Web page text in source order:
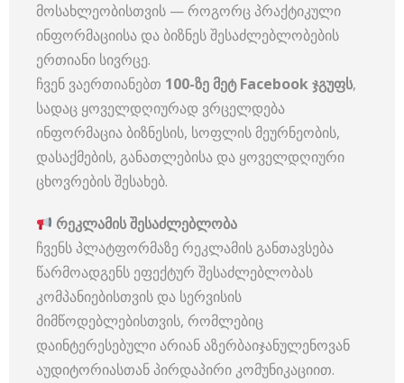
მოსახლეობისთვის — როგორც პრაქტიკული
ინფორმაციისა და ბიზნეს შესაძლებლობების
ერთიანი სივრცე.
ჩვენ ვაერთიანებთ 100-ზე მეტFacebookჯგუფს,
სადაც ყოველდღიურად ვრცელდება
ინფორმაცია ბიზნესის, სოფლის მეურნეობის,
დასაქმების, განათლებისა და ყოველდღიური
ცხოვრების შესახებ.
რეკლამის შესაძლებლობა
ჩვენს პლატფორმაზე რეკლამის განთავსება
წარმოადგენს ეფექტურ შესაძლებლობას
კომპანიებისთვის და სერვისის
მიმწოდებლებისთვის, რომლებიც
დაინტერესებული არიან აზერბაიჯანულენოვან
აუდიტორიასთან პირდაპირი კომუნიკაციით.